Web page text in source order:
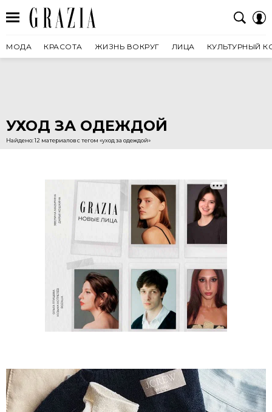
МОДА КРАСОТА ЖИЗНЬ ВОКРУГ ЛИЦА КУЛЬТУРНЫЙ
УХОД ЗА ОДЕЖДОЙ
Найдено: 12 материалов с тегом «уход за одеждой»